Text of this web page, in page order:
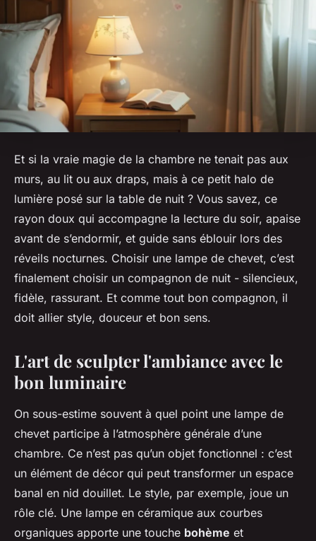
Et si la vraie magie de la chambre ne tenait pas aux
murs, au lit ou aux draps, mais à ce petit halo de
lumière posé sur la table de nuit ? Vous savez, ce
rayon doux qui accompagne la lecture du soir, apaise
avant de s’endormir, et guide sans éblouir lors des
réveils nocturnes. Choisir une lampe de chevet, c’est
finalement choisir un compagnon de nuit - silencieux,
fidèle, rassurant. Et comme tout bon compagnon, il
doit allier style, douceur et bon sens.
L'art de sculpter l'ambiance avec le
bon luminaire
On sous-estime souvent à quel point une lampe de
chevet participe à l’atmosphère générale d’une
chambre. Ce n’est pas qu’un objet fonctionnel : c’est
un élément de décor qui peut transformer un espace
banal en nid douillet. Le style, par exemple, joue un
rôle clé. Une lampe en céramique aux courbes
organiques apporte une touche bohème et